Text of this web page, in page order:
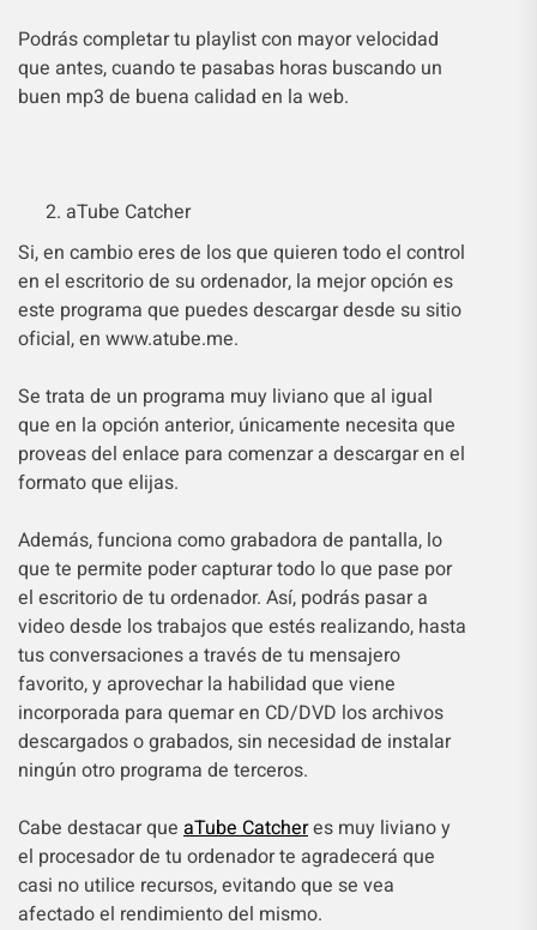
Podrás completar tu playlist con mayor velocidad
que antes, cuando te pasabas horas buscando un
buen mp3 de buena calidad en la web.
aTube Catcher
Si, en cambio eres de los que quieren todo el control
en el escritorio de su ordenador, la mejor opción es
este programa que puedes descargar desde su sitio
oficial, en www.atube.me.
Se trata de un programa muy liviano que al igual
que en la opción anterior, únicamente necesita que
proveas del enlace para comenzar a descargar en el
formato que elijas.
Además, funciona como grabadora de pantalla, lo
que te permite poder capturar todo lo que pase por
el escritorio de tu ordenador. Así, podrás pasar a
video desde los trabajos que estés realizando, hasta
tus conversaciones a través de tu mensajero
favorito, y aprovechar la habilidad que viene
incorporada para quemar en CD/DVD los archivos
descargados o grabados, sin necesidad de instalar
ningún otro programa de terceros.
Cabe destacar que aTube Catcheres muy liviano y
el procesador de tu ordenador te agradecerá que
casi no utilice recursos, evitando que se vea
afectado el rendimiento del mismo.